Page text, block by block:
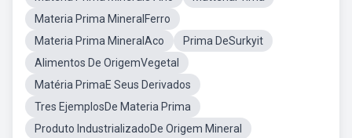
Materia Prima MineralFerro
Materia Prima MineralAco
Prima DeSurkyit
Alimentos De OrigemVegetal
Matéria PrimaE Seus Derivados
Tres EjemplosDe Materia Prima
Produto IndustrializadoDe Origem Mineral